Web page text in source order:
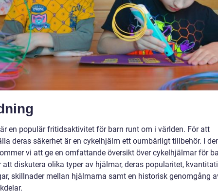
en populär fritidsaktivitet för barn runt om i världen. För att
deras säkerhet är en cykelhjälm ett oumbärligt tillbehör. I
vi att ge en omfattande översikt över cykelhjälmar för
att diskutera olika typer av hjälmar, deras popularitet,
skillnader mellan hjälmarna samt en historisk genomgång